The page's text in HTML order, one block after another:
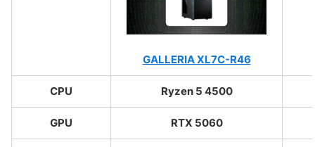
GALLERIA XL7C-R46
CPU Ryzen 5 4500
GPU RTX 5060